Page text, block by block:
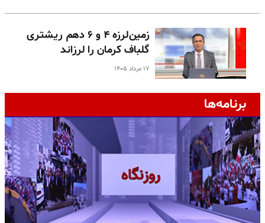
زمین‌لرزه ۴ و ۶ دهم ریشتری
گلباف کرمان را لرزاند
۱۷ مرداد ۱۴۰۵
برنامه‌ها